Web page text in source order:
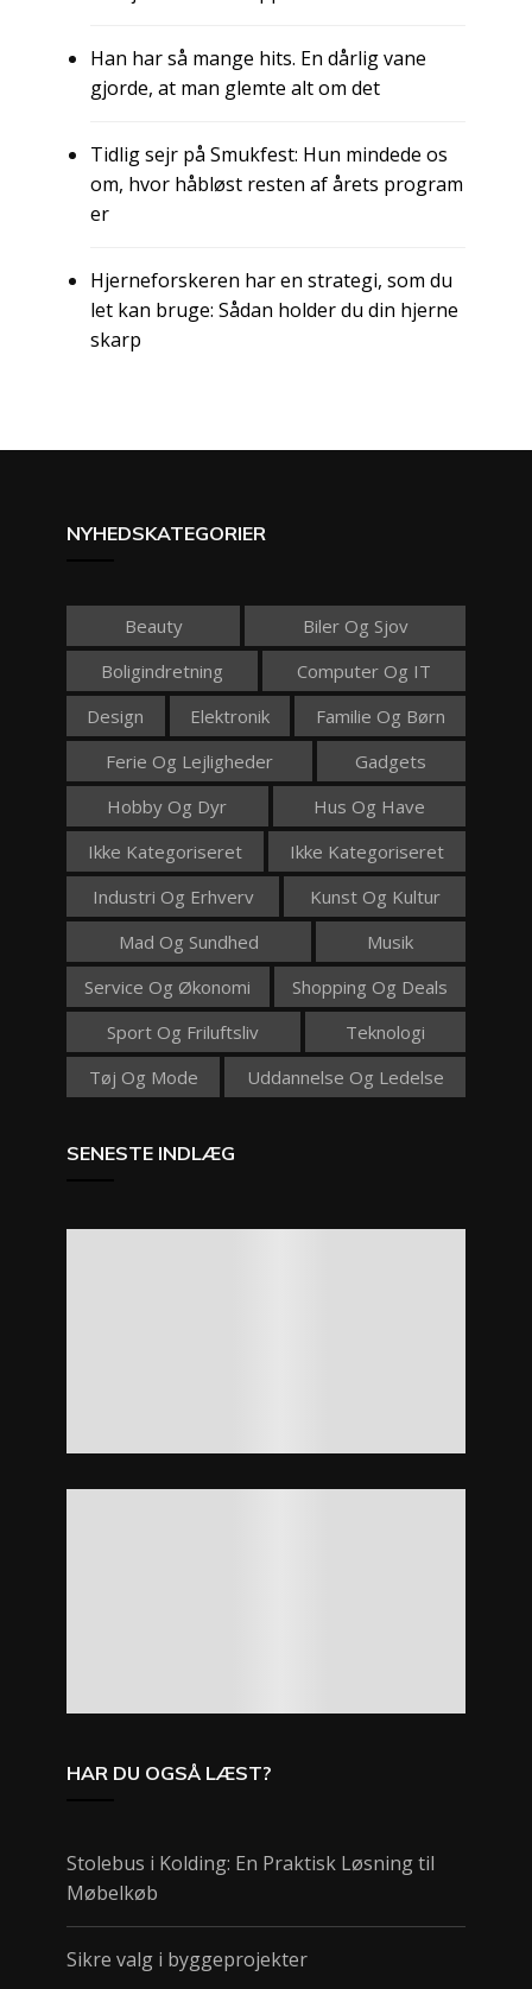
Han har så mange hits. En dårlig vane
gjorde, at man glemte alt om det
Tidlig sejr på Smukfest: Hun mindede os
om, hvor håbløst resten af årets program
er
Hjerneforskeren har en strategi, som du
let kan bruge: Sådan holder du din hjerne
skarp
NYHEDSKATEGORIER
Beauty
Biler Og Sjov
Boligindretning
Computer Og IT
Design
Elektronik
Familie Og Børn
Ferie Og Lejligheder
Gadgets
Hobby Og Dyr
Hus Og Have
Ikke Kategoriseret
Ikke Kategoriseret
Industri Og Erhverv
Kunst Og Kultur
Mad Og Sundhed
Musik
Service Og Økonomi
Shopping Og Deals
Sport Og Friluftsliv
Teknologi
Tøj Og Mode
Uddannelse Og Ledelse
SENESTE INDLÆG
HAR DU OGSÅ LÆST?
Stolebus i Kolding: En Praktisk Løsning til
Møbelkøb
Sikre valg i byggeprojekter